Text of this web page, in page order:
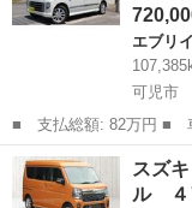
エブリイ
可児市
■ 支払総額: 82万円 ■ 車両本体価格： 720,000 円 ■ メーカー
名： スズキ ■ 車種名
ターボ ハイルーフ 電
ｅｔｏｏｔｈ Ｅ...
岐阜 可児市 エ
スズ
ル ４